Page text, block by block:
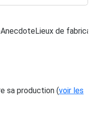
AnecdoteLieux de
sa production (voir les